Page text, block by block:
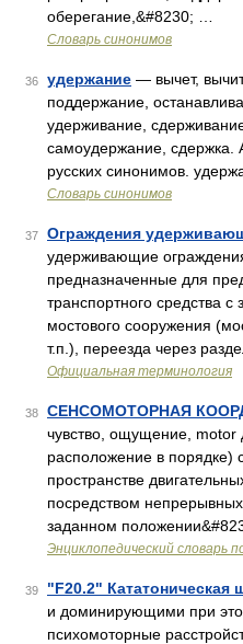
оберегание,&#8230; …
Словарь синонимов
36 удержание — вычет,
поддержание,
удерживание,
самоудержание, сдержка.
русских синонимов.
Словарь синонимов
37 Ограждения
удерживающие
предназначенные для
транспортного средства
мостового сооружения
т.п.), переезда через
Официальная терминология
38 СЕНСОМОТОРНАЯ
чувство, ощущение, motor
расположение в порядке)
пространстве
посредством
заданном
Энциклопедический словарь
39 "F20.2" Кататоническая
и доминирующими при
психомоторные